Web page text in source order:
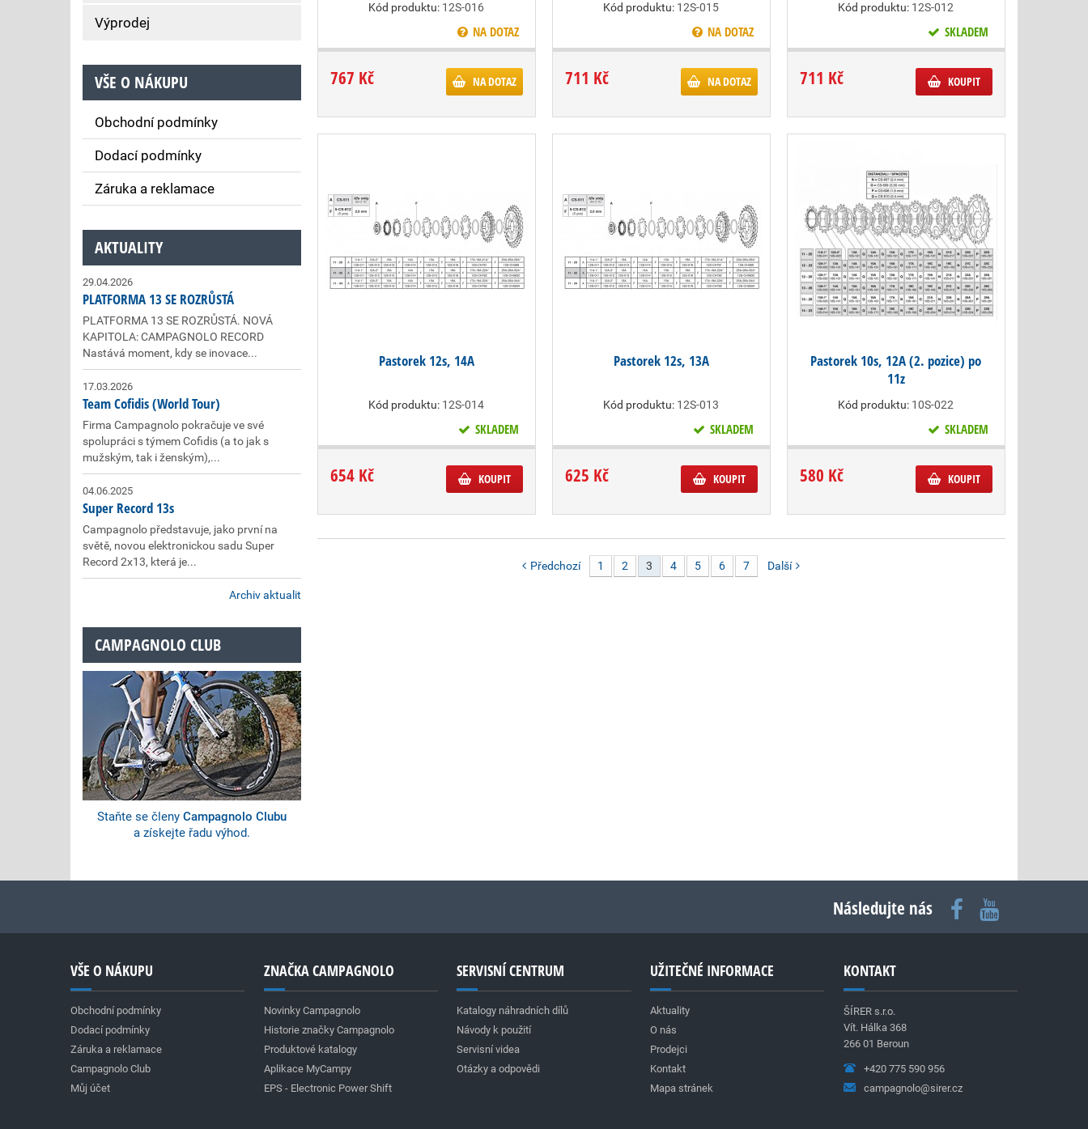
Kód produktu: 12S-016
NA DOTAZ
767 Kč NA DOTAZ
Kód produktu: 12S-015
NA DOTAZ
711 Kč NA DOTAZ
Kód produktu: 12S-012
SKLADEM
711 Kč KOUPIT
Pastorek 12s, 14A
Kód produktu: 12S-014
SKLADEM
654 Kč KOUPIT
Pastorek 12s, 13A
Kód produktu: 12S-013
SKLADEM
625 Kč KOUPIT
Pastorek 10s, 12A (2. pozice) po
11z
Kód produktu: 10S-022
SKLADEM
580 Kč KOUPIT
Předchozí 1 2 3 4 5 6 7 Další
Výprodej
VŠE O NÁKUPU
Obchodní podmínky
Dodací podmínky
Záruka a reklamace
AKTUALITY
29.04.2026
PLATFORMA 13 SE ROZRŮSTÁ
PLATFORMA 13 SE ROZRŮSTÁ. NOVÁ
KAPITOLA: CAMPAGNOLO RECORD
Nastává moment, kdy se inovace...
17.03.2026
Team Cofidis (World Tour)
Firma Campagnolo pokračuje ve své
spolupráci s týmem Cofidis (a to jak s
mužským, tak i ženským),...
04.06.2025
Super Record 13s
Campagnolo představuje, jako první na
světě, novou elektronickou sadu Super
Record 2x13, která je...
Archiv aktualit
CAMPAGNOLO CLUB
Staňte se členy Campagnolo Clubu
a získejte řadu výhod.
Následujte nás
VŠE O NÁKUPU
Obchodní podmínky
Dodací podmínky
Záruka a reklamace
Campagnolo Club
Můj účet
ZNAČKA CAMPAGNOLO
Novinky Campagnolo
Historie značky Campagnolo
Produktové katalogy
Aplikace MyCampy
EPS - Electronic Power Shift
SERVISNÍ CENTRUM
Katalogy náhradních dílů
Návody k použití
Servisní videa
Otázky a odpovědi
UŽITEČNÉ INFORMACE
Aktuality
O nás
Prodejci
Kontakt
Mapa stránek
KONTAKT
ŠÍRER s.r.o.
Vít. Hálka 368
266 01 Beroun
+420 775 590 956
campagnolo@sirer.cz